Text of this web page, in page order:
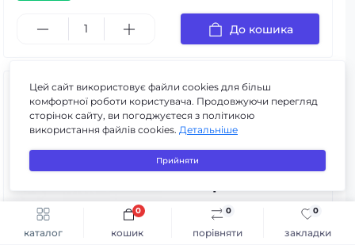
каталог порівняти
0
закладки
0
кошик
0
Швидке замовлення До кошика
До кошика
Мильниця кругла скло
PIRAMID KL-82008
Код товару: PIRAMID KL-82008
0
Цей сайт використовує файли cookies для більш
комфортної роботи користувача. Продовжуючи перегляд
сторінок сайту, ви погоджуєтеся з політикою
використання файлів cookies. Детальніше
Прийняти